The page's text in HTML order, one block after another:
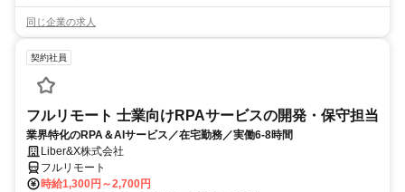
同じ企業の求人
契約社員
フルリモート 士業向けRPAサービスの開発・保守担当
業界特化のRPA＆AIサービス／在宅勤務／実働6-8時間
Liber&X株式会社
フルリモート
時給1,300円～2,700円